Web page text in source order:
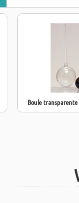
Boule transparente